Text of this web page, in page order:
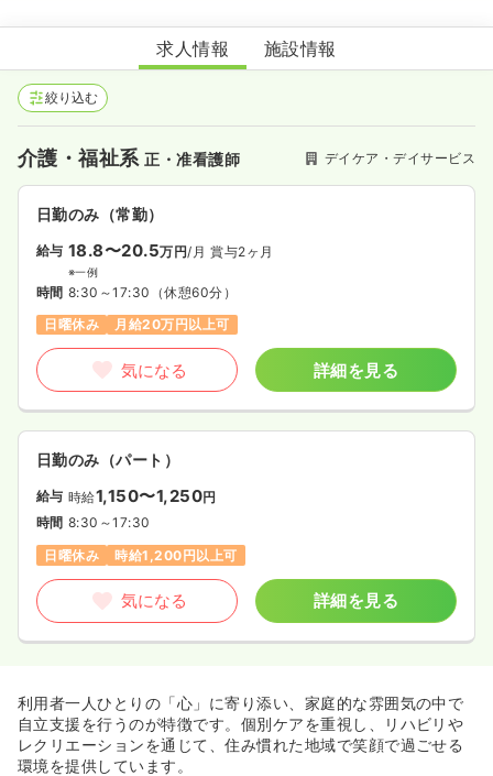
デイサービス 心
求人情報 施設情報
絞り込む
介護・福祉系正・准看護師 デイケア・デイサービス
日勤のみ（常勤）
給与 18.8〜20.5万円/月 賞与2ヶ月
※一例
時間 8:30～17:30 （休憩60分）
日曜休み
月給20万円以上可
気になる 詳細を見る
日勤のみ（パート）
給与 時給1,150〜1,250円
時間 8:30～17:30
日曜休み
時給1,200円以上可
気になる 詳細を見る
利用者一人ひとりの「心」に寄り添い、家庭的な雰囲気の中で
自立支援を行うのが特徴です。個別ケアを重視し、リハビリや
レクリエーションを通じて、住み慣れた地域で笑顔で過ごせる
環境を提供しています。